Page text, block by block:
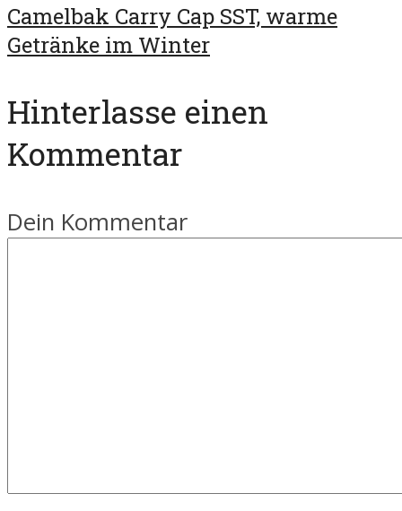
Camelbak Carry Cap SST, warme
Getränke im Winter
Hinterlasse einen
Kommentar
Dein Kommentar